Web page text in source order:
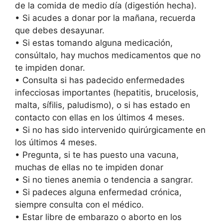
de la comida de medio día (digestión hecha).
• Si acudes a donar por la mañana, recuerda
que debes desayunar.
• Si estas tomando alguna medicación,
consúltalo, hay muchos medicamentos que no
te impiden donar.
• Consulta si has padecido enfermedades
infecciosas importantes (hepatitis, brucelosis,
malta, sífilis, paludismo), o si has estado en
contacto con ellas en los últimos 4 meses.
• Si no has sido intervenido quirúrgicamente en
los últimos 4 meses.
• Pregunta, si te has puesto una vacuna,
muchas de ellas no te impiden donar
• Si no tienes anemia o tendencia a sangrar.
• Si padeces alguna enfermedad crónica,
siempre consulta con el médico.
• Estar libre de embarazo o aborto en los